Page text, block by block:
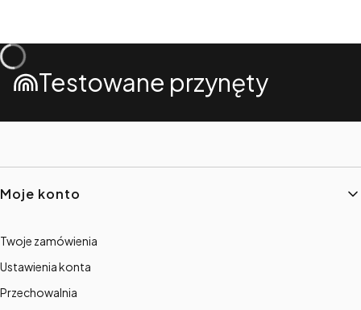
Testowane przynęty
Linki w stopce
Moje konto
Twoje zamówienia
Ustawienia konta
Przechowalnia